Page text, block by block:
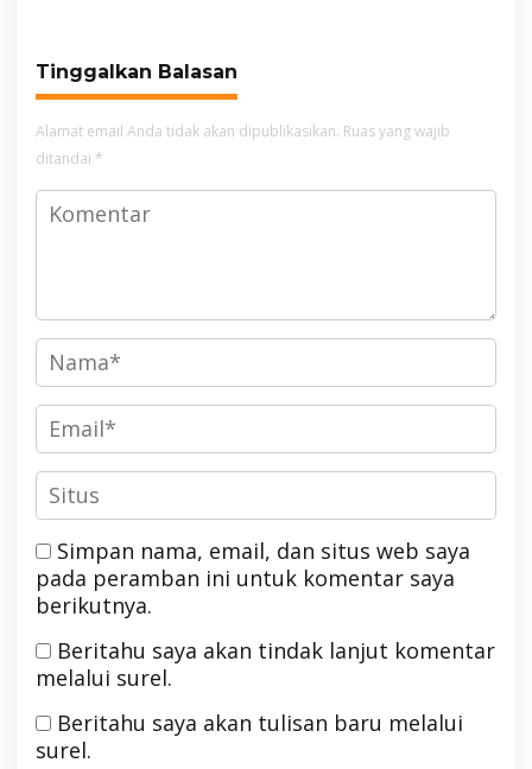
Tinggalkan Balasan
Alamat email Anda tidak akan dipublikasikan. Ruas yang wajib
ditandai *
Simpan nama, email, dan situs web saya
pada peramban ini untuk komentar saya
berikutnya.
Beritahu saya akan tindak lanjut komentar
melalui surel.
Beritahu saya akan tulisan baru melalui
surel.